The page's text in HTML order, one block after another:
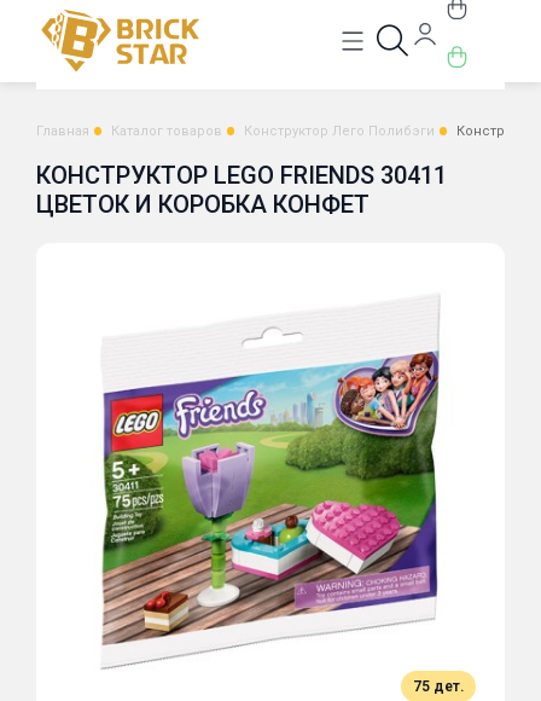
Главная Каталог товаров Конструктор Лего Полибэги
КОНСТРУКТОР LEGO FRIENDS 30411
ЦВЕТОК И КОРОБКА КОНФЕТ
75 дет.